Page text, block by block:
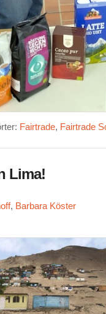
Fairtrade, Fairtrade
Lima!
, Barbara Köster